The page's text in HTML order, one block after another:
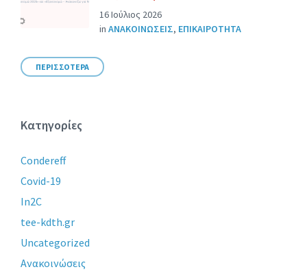
16 Ιούλιος 2026
in ΑΝΑΚΟΙΝΩΣΕΙΣ, ΕΠΙΚΑΙΡΟΤΗΤΑ
ΠΕΡΙΣΣΟΤΕΡΑ
Κατηγορίες
Condereff
Covid-19
In2C
tee-kdth.gr
Uncategorized
Ανακοινώσεις